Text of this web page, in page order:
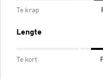
Te krap
Lengte
Te kort